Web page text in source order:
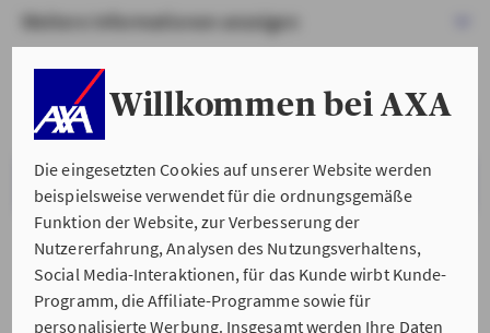
Willkommen bei AXA
Die eingesetzten Cookies auf unserer Website werden
beispielsweise verwendet für die ordnungsgemäße
Funktion der Website, zur Verbesserung der
Nutzererfahrung, Analysen des Nutzungsverhaltens,
Social Media-Interaktionen, für das Kunde wirbt Kunde-
Programm, die Affiliate-Programme sowie für
personalisierte Werbung. Insgesamt werden Ihre Daten
Weitere Informationen anzeigen
VERSTANDEN & WEITER